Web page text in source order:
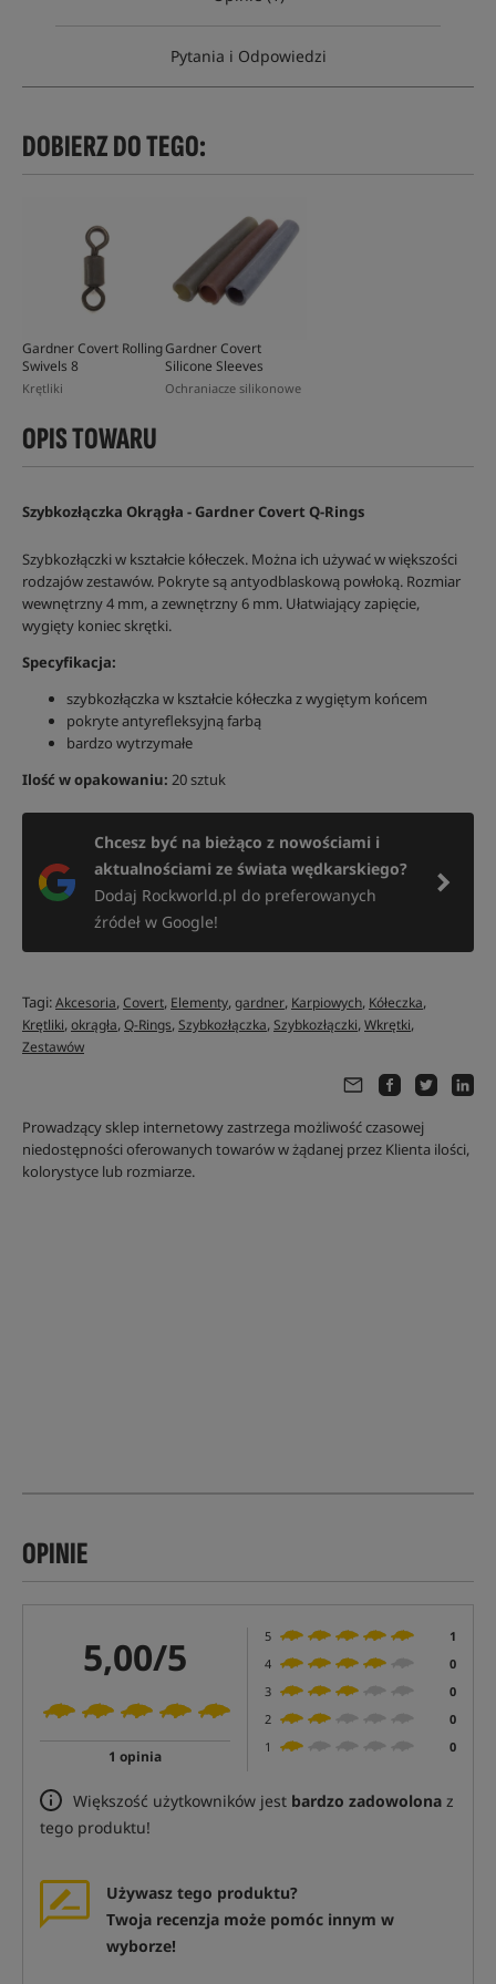
Pytania i Odpowiedzi
DOBIERZ DO TEGO:
Gardner Covert Rolling
Swivels 8
Krętliki
Gardner Covert
Silicone Sleeves
Ochraniacze silikonowe
OPIS TOWARU
Szybkozłączka Okrągła - Gardner Covert Q-Rings
Szybkozłączki w kształcie kółeczek. Można ich używać w większości
rodzajów zestawów. Pokryte są antyodblaskową powłoką. Rozmiar
wewnętrzny 4 mm, a zewnętrzny 6 mm. Ułatwiający zapięcie,
wygięty koniec skrętki.
Specyfikacja:
szybkozłączka w kształcie kółeczka z wygiętym końcem
pokryte antyrefleksyjną farbą
bardzo wytrzymałe
Ilość w opakowaniu: 20 sztuk
Chcesz być na bieżąco z nowościami i
aktualnościami ze świata wędkarskiego?
Dodaj Rockworld.pl do preferowanych
źródeł w Google!
Tagi:Akcesoria,Covert, Elementy,gardner, Karpiowych, Kółeczka,
Krętliki,okrągła,Q-Rings,Szybkozłączka,Szybkozłączki,Wkrętki,
Zestawów
Prowadzący sklep internetowy zastrzega możliwość czasowej
niedostępności oferowanych towarów w żądanej przez Klienta ilości,
kolorystyce lub rozmiarze.
OPINIE
5,00/5
1 opinia
5
1
4
0
3
0
2
0
1
0
Większość użytkowników jest bardzo zadowolona z
tego produktu!
Używasz tego produktu?
Twoja recenzja może pomóc innym w
wyborze!